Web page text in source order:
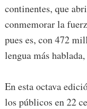
continentes, que
conmemorar la
pues es, con 472
lengua más
En esta octava
los públicos en 22